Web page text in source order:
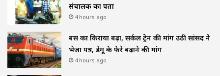
संचालक का पता
4 hours ago
बस का किराया बढ़ा, सर्कल ट्रेन की मांग उठी सांसद ने
भेजा पत्र, डेमू के फेरे बढ़ाने की मांग
4 hours ago